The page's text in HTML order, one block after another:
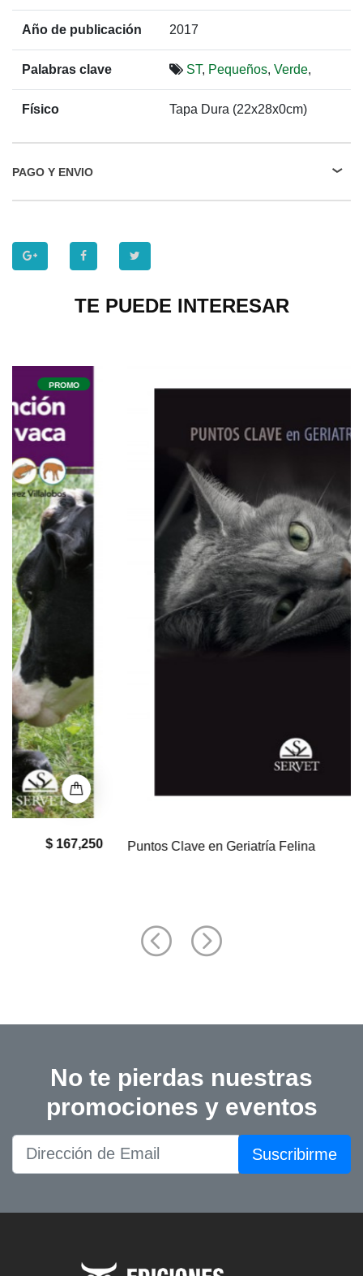
Año de publicación 2017
Palabras clave ST, Pequeños, Verde,
Físico Tapa Dura (22x28x0cm)
PAGO Y ENVIO
TE PUEDE INTERESAR
Puntos Clave en Geriatría Felina
No te pierdas nuestras
promociones y eventos
Suscribirme